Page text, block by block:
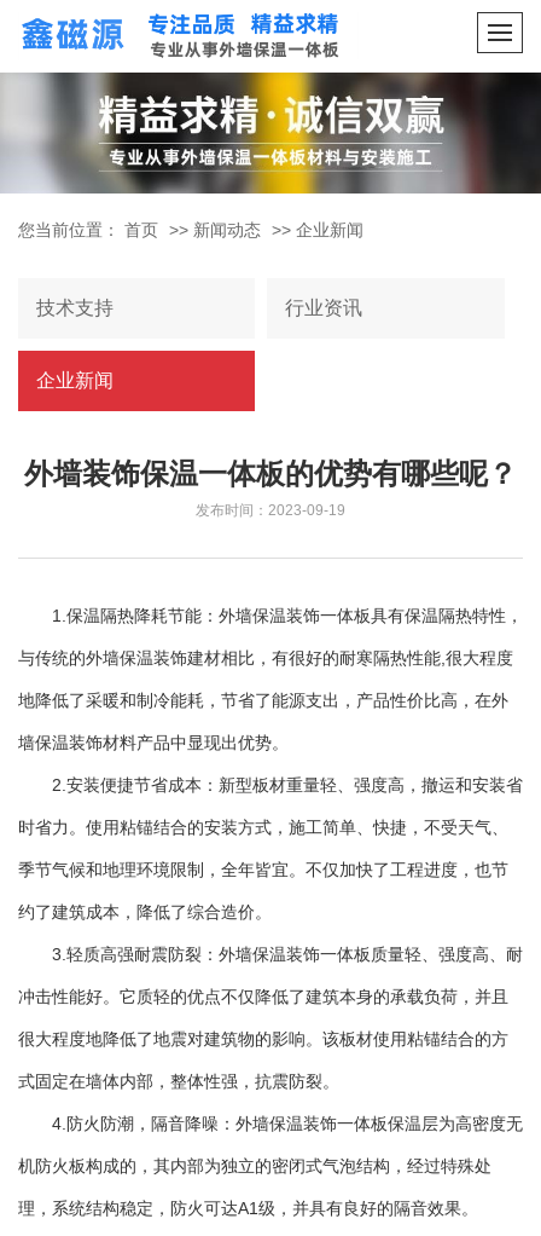
您当前位置： 首页 >> 新闻动态 >> 企业新闻
技术支持 行业资讯
企业新闻
外墙装饰保温一体板的优势有哪些呢？
发布时间：2023-09-19
1.保温隔热降耗节能：外墙保温装饰一体板具有保温隔热特性，
与传统的外墙保温装饰建材相比，有很好的耐寒隔热性能,很大程度
地降低了采暖和制冷能耗，节省了能源支出，产品性价比高，在外
墙保温装饰材料产品中显现出优势。
2.安装便捷节省成本：新型板材重量轻、强度高，撤运和安装省
时省力。使用粘锚结合的安装方式，施工简单、快捷，不受天气、
季节气候和地理环境限制，全年皆宜。不仅加快了工程进度，也节
约了建筑成本，降低了综合造价。
3.轻质高强耐震防裂：外墙保温装饰一体板质量轻、强度高、耐
冲击性能好。它质轻的优点不仅降低了建筑本身的承载负荷，并且
很大程度地降低了地震对建筑物的影响。该板材使用粘锚结合的方
式固定在墙体内部，整体性强，抗震防裂。
4.防火防潮，隔音降噪：外墙保温装饰一体板保温层为高密度无
机防火板构成的，其内部为独立的密闭式气泡结构，经过特殊处
理，系统结构稳定，防火可达A1级，并具有良好的隔音效果。